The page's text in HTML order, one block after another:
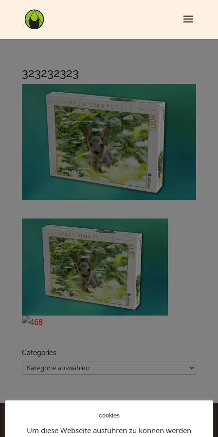
323232323
Categories
Categories
cookies
Um diese Webseite ausführen zu können werden